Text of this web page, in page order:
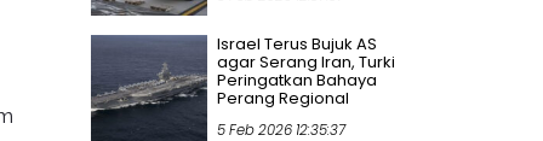
Israel Terus Bujuk AS
agar Serang Iran, Turki
Peringatkan Bahaya
Perang Regional
5 Feb 2026 12:35:37